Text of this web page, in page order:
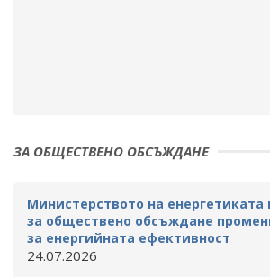
ЗА ОБЩЕСТВЕНО ОБСЪЖДАНЕ
Министерството на енергетиката
за обществено обсъждане
за енергийната ефективност
24.07.2026